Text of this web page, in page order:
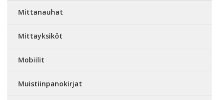
Mittanauhat
Mittayksiköt
Mobiilit
Muistiinpanokirjat